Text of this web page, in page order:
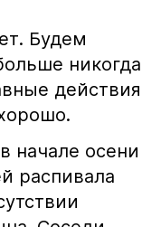
Будем
никогда
действия
начале осени
распивала